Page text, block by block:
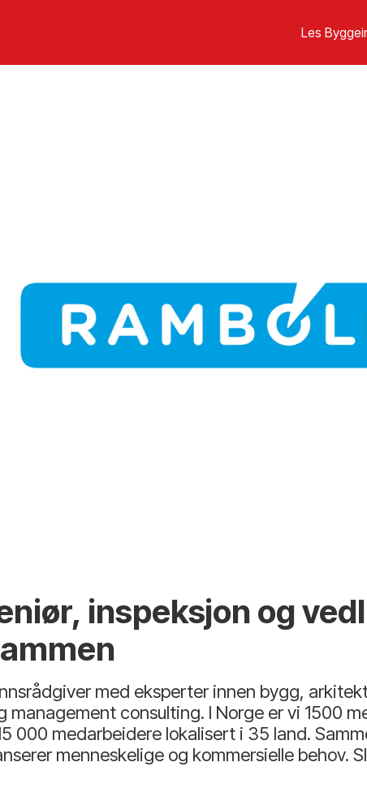
Les
inspeksjon og
med eksperter innen bygg,
management consulting. I Norge er vi 1500
000 medarbeidere lokalisert i 35 land.
menneskelige og kommersielle behov.